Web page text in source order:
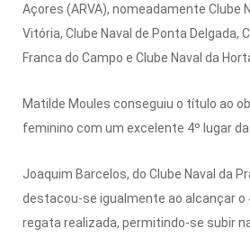
Açores (ARVA), nomeadamente Clube
Vitória, Clube Naval de Ponta Delgada,
Franca do Campo e Clube Naval da
Matilde Moules conseguiu o título ao
feminino com um excelente 4º lugar
Joaquim Barcelos, do Clube Naval da
destacou-se igualmente ao alcançar o
regata realizada, permitindo-se subir